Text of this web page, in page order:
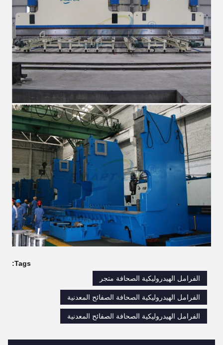
Tags:
الفرامل الهيدروليكية الصحافة متجر
الفرامل الهيدروليكية الصحافة الصفائح المعدنية
الفرامل الهيدروليكية الصحافة الصفائح المعدنية